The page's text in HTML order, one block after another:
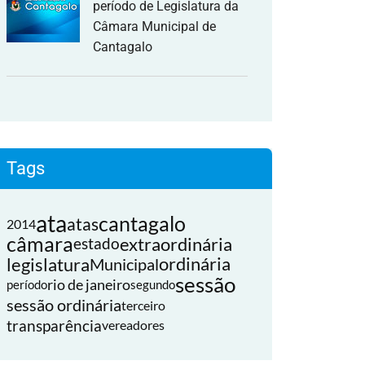
período de Legislatura da
Câmara Municipal de
Cantagalo
Tags
2014ataatascantagalo
câmaraestadoextraordinária
legislaturaMunicipalordinária
períodorio de janeirosegundosessão
sessão ordináriaterceiro
transparênciavereadores